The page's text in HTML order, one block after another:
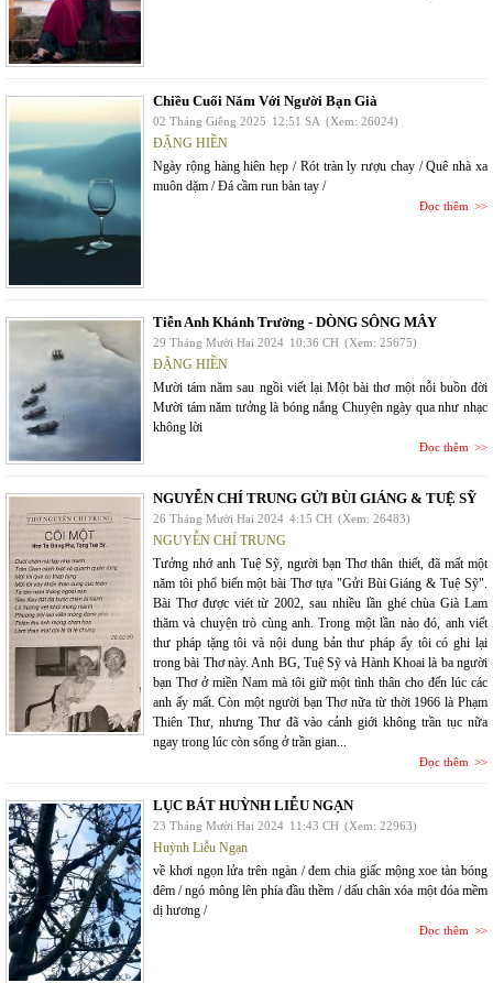
Chiều Cuối Năm Với Người Bạn Già
02 Tháng Giêng 2025 12:51 SA (Xem: 26024)
ĐẶNG HIỀN
Ngày rộng hàng hiên hẹp / Rót tràn ly rượu chay / Quê nhà xa
muôn dặm / Đá cầm run bàn tay /
Đọc thêm
Tiễn Anh Khánh Trường - DÒNG SÔNG MÂY
29 Tháng Mười Hai 2024 10:36 CH (Xem: 25675)
ĐẶNG HIỀN
Mười tám năm sau ngồi viết lại Một bài thơ một nỗi buồn đời
Mười tám năm tưởng là bóng nắng Chuyện ngày qua như nhạc
không lời
Đọc thêm
NGUYỄN CHÍ TRUNG GỬI BÙI GIÁNG & TUỆ SỸ
26 Tháng Mười Hai 2024 4:15 CH (Xem: 26483)
NGUYỄN CHÍ TRUNG
Tưởng nhớ anh Tuệ Sỹ, người bạn Thơ thân thiết, đã mất một
năm tôi phổ biến một bài Thơ tựa "Gửi Bùi Giáng & Tuệ Sỹ".
Bài Thơ được viét từ 2002, sau nhiều lần ghé chùa Già Lam
thăm và chuyện trò cùng anh. Trong một lần nào đó, anh viết
thư pháp tặng tôi và nội dung bản thư pháp ấy tôi có ghi lại
trong bài Thơ này. Anh BG, Tuệ Sỹ và Hành Khoai là ba người
bạn Thơ ở miền Nam mà tôi giữ một tình thân cho đến lúc các
anh ấy mất. Còn một người bạn Thơ nữa từ thời 1966 là Phạm
Thiên Thư, nhưng Thư đã vào cảnh giới không trần tục nữa
ngay trong lúc còn sống ở trần gian...
Đọc thêm
LỤC BÁT HUỲNH LIỄU NGẠN
23 Tháng Mười Hai 2024 11:43 CH (Xem: 22963)
Huỳnh Liễu Ngạn
về khơi ngọn lửa trên ngàn / đem chia giấc mộng xoe tàn bóng
đêm / ngó mông lên phía đầu thềm / dấu chân xóa một đóa mềm
dị hương /
Đọc thêm